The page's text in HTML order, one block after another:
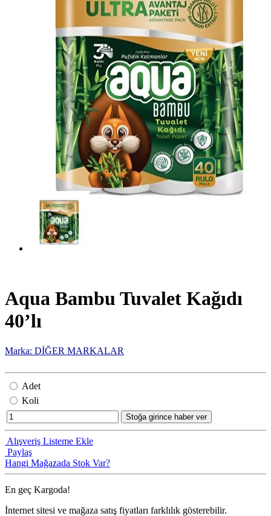
Aqua Bambu Tuvalet Kağıdı
40’lı
Marka: DİĞER MARKALAR
Adet
Koli
Stoğa girince haber ver
Alışveriş Listeme Ekle
Paylaş
Hangi Mağazada Stok Var?
En geç Kargoda!
İnternet sitesi ve mağaza satış fiyatları farklılık gösterebilir.